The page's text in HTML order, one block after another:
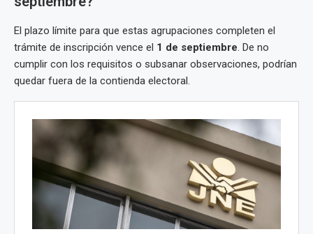
El plazo límite para que estas agrupaciones completen el
trámite de inscripción vence el 1 de septiembre. De no
cumplir con los requisitos o subsanar observaciones, podrían
quedar fuera de la contienda electoral.